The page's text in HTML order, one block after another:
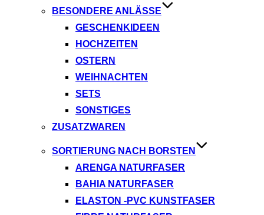
BESONDERE ANLÄSSE
GESCHENKIDEEN
HOCHZEITEN
OSTERN
WEIHNACHTEN
SETS
SONSTIGES
ZUSATZWAREN
SORTIERUNG NACH BORSTEN
ARENGA NATURFASER
BAHIA NATURFASER
ELASTON -PVC KUNSTFASER